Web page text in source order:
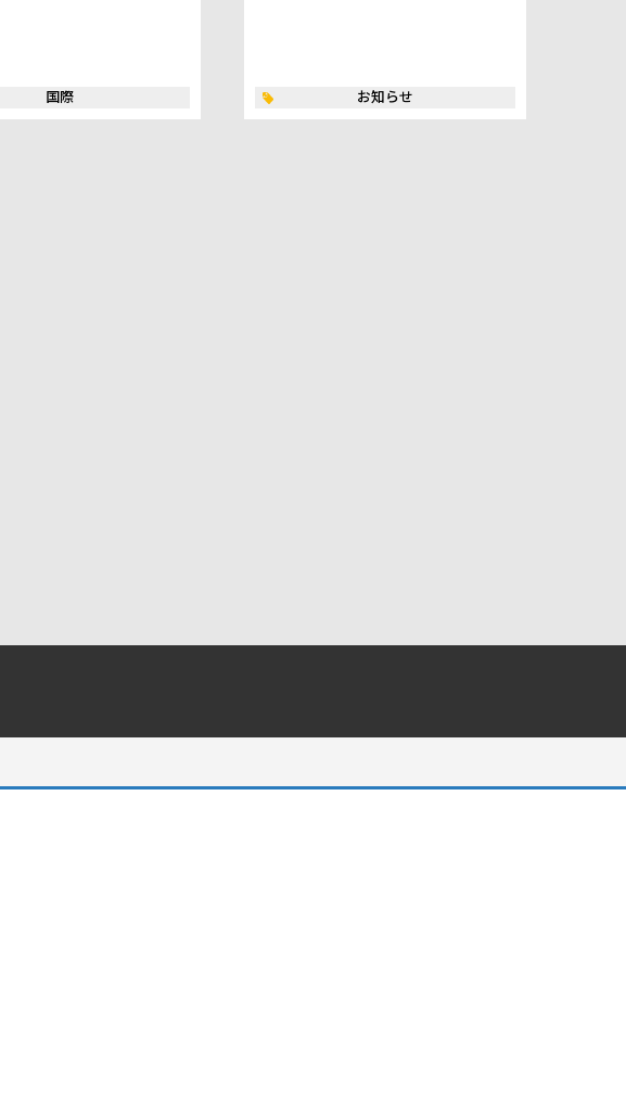
国際 お知らせ